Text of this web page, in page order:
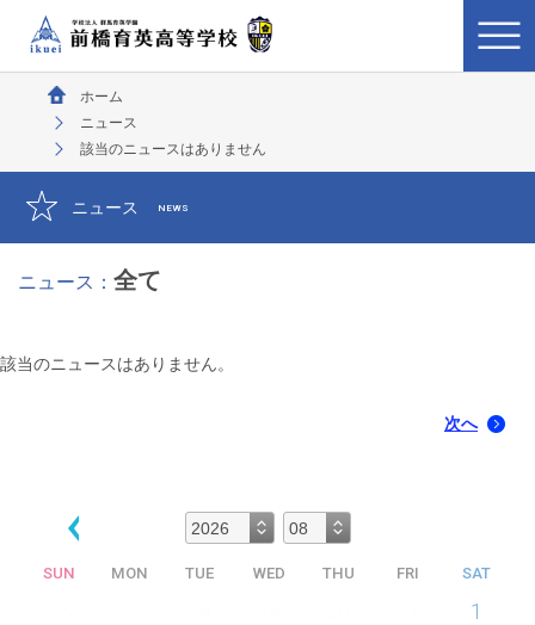
ホーム
ニュース
該当のニュースはありません
ニュース NEWS
ニュース： 全て
該当のニュースはありません。
次へ
SUN MON TUE WED THU FRI SAT
1